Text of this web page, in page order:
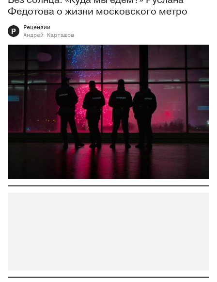
Федотова о жизни московского метро
Р
Рецензии
Андрей
Карташов